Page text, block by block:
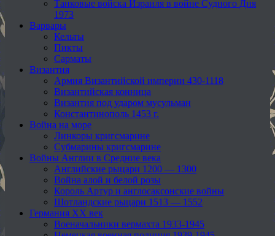
Танковые войска Израиля в войне Судного Дня
1973
Варвары
Кельты
Пикты
Сарматы
Византия
Армия Византийской империи 430-1118
Византийская конница
Византия под ударом мусульман
Константинополь 1453 г.
Война на море
Линкоры кригсмарине
Субмарины кригсмарине
Войны Англии в Средние века
Английские рыцари 1200 — 1300
Война алой и белой розы
Король Артур и англосаксонские войны
Шотландские рыцари 1513 — 1552
Германия XX век
Военачальники вермахта 1933-1945